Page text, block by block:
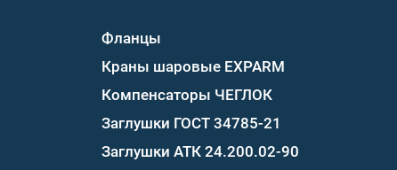
Фланцы
Краны шаровые EXPARM
Компенсаторы ЧЕГЛОК
Заглушки ГОСТ 34785-21
Заглушки АТК 24.200.02-90